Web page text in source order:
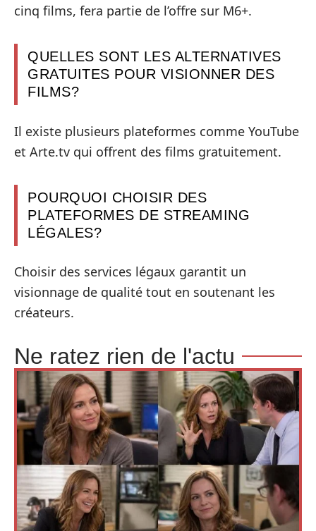
cinq films, fera partie de l’offre sur M6+.
QUELLES SONT LES ALTERNATIVES
GRATUITES POUR VISIONNER DES
FILMS?
Il existe plusieurs plateformes comme YouTube
et Arte.tv qui offrent des films gratuitement.
POURQUOI CHOISIR DES
PLATEFORMES DE STREAMING
LÉGALES?
Choisir des services légaux garantit un
visionnage de qualité tout en soutenant les
créateurs.
Ne ratez rien de l'actu